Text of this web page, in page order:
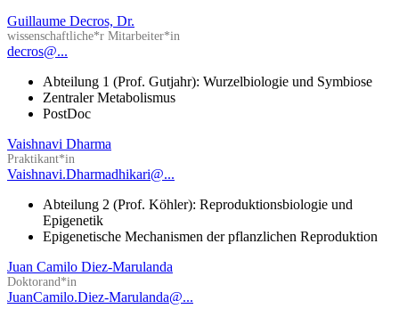
Guillaume Decros, Dr.
wissenschaftliche*r Mitarbeiter*in
decros@...
Abteilung 1 (Prof. Gutjahr): Wurzelbiologie und Symbiose
Zentraler Metabolismus
PostDoc
Vaishnavi Dharma
Praktikant*in
Vaishnavi.Dharmadhikari@...
Abteilung 2 (Prof. Köhler): Reproduktionsbiologie und
Epigenetik
Epigenetische Mechanismen der pflanzlichen Reproduktion
Juan Camilo Diez-Marulanda
Doktorand*in
JuanCamilo.Diez-Marulanda@...